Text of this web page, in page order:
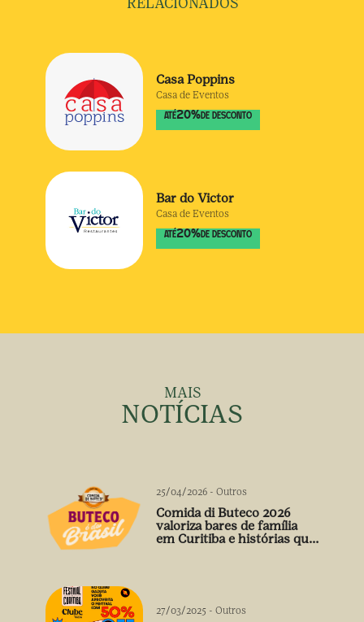
RELACIONADOS
Casa Poppins
Casa de Eventos
ATÉ20% DE DESCONTO
Bar do Victor
Casa de Eventos
ATÉ20% DE DESCONTO
MAIS
NOTÍCIAS
25/04/2026 - Outros
Comida di Buteco 2026
valoriza bares de família
em Curitiba e histórias que
27/03/2025 - Outros